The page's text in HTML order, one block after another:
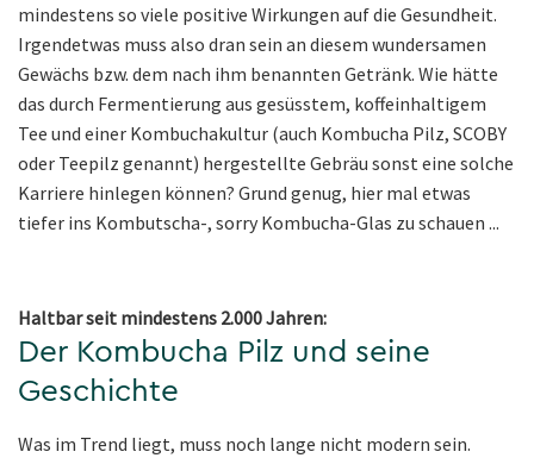
mindestens so viele positive Wirkungen auf die Gesundheit.
Irgendetwas muss also dran sein an diesem wundersamen
Gewächs bzw. dem nach ihm benannten Getränk. Wie hätte
das durch Fermentierung aus gesüsstem, koffeinhaltigem
Tee und einer Kombuchakultur (auch Kombucha Pilz, SCOBY
oder Teepilz genannt) hergestellte Gebräu sonst eine solche
Karriere hinlegen können? Grund genug, hier mal etwas
tiefer ins Kombutscha-, sorry Kombucha-Glas zu schauen ...
Haltbar seit mindestens 2.000 Jahren:
Der Kombucha Pilz und seine
Geschichte
Was im Trend liegt, muss noch lange nicht modern sein.